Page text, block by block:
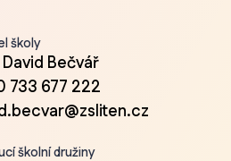
školy
Bečvář
733 677 222
školní družiny